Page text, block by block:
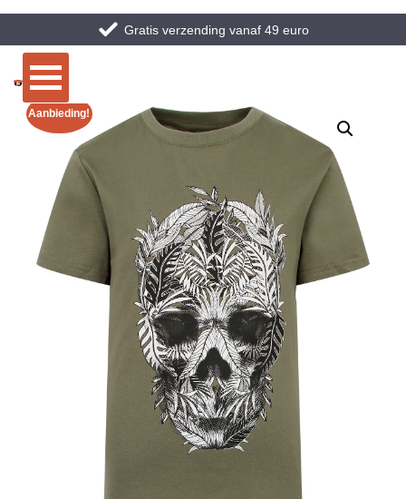
Gratis verzending vanaf 49 euro
Aanbieding!